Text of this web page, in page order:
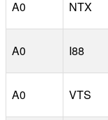
A0 NTX
A0 I88
A0 VTS